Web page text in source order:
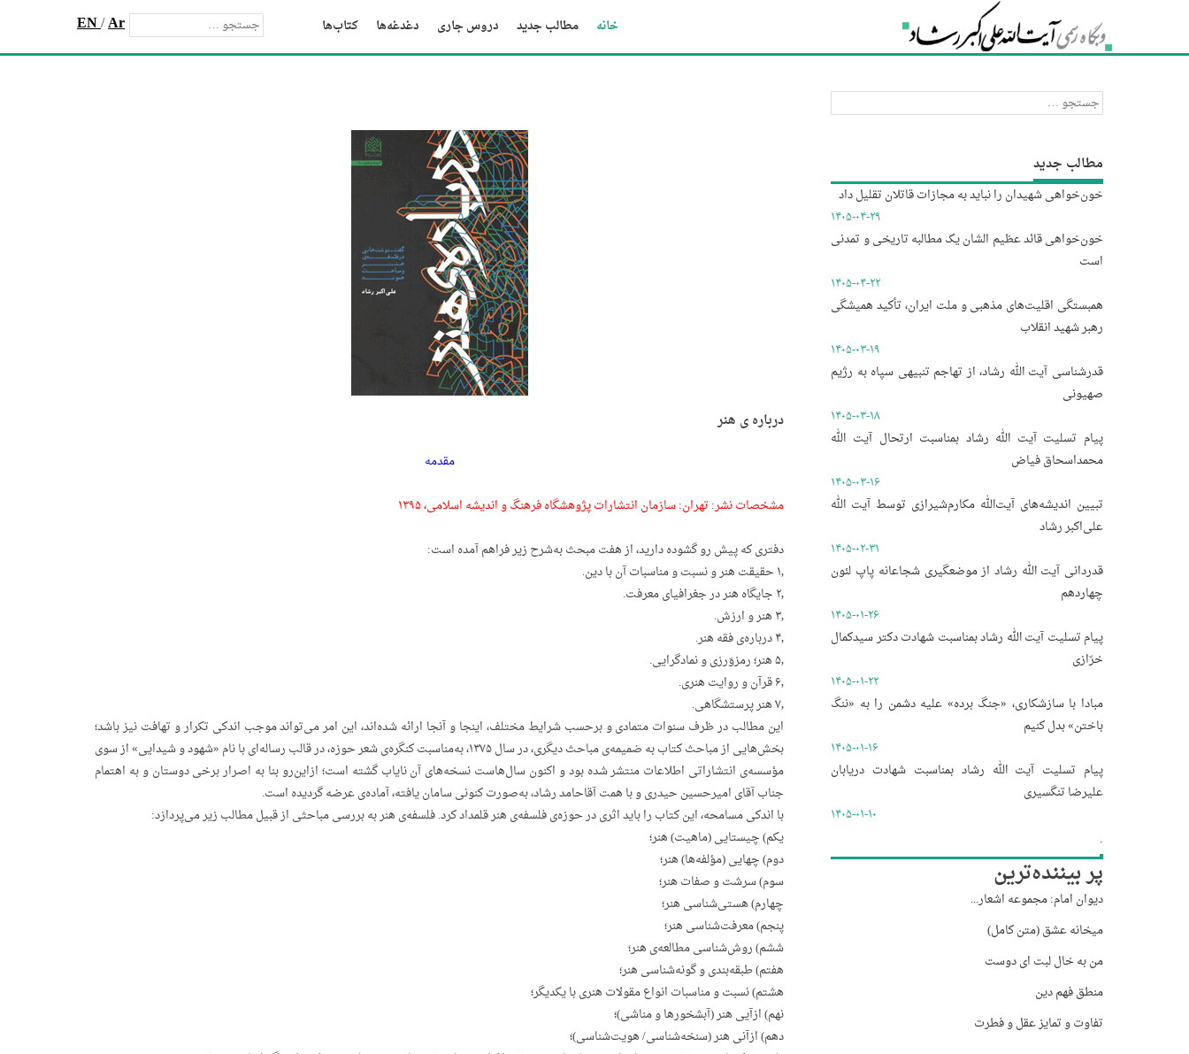
EN/Ar خانه مطالب جدید دروس جاری دغدغه‌ها کتاب‌ها
درباره ی هنر
مقدمه
مشخصات نشر: تهران: سازمان انتشارات پژوهشگاه فرهنگ و اندیشه اسلامی، ۱۳۹۵
دفتری که پیش رو گشوده دارید، از هفت مبحث به‌شرح زیر فراهم آمده است:
۱٫ حقیقت هنر و نسبت و مناسبات آن با دین.
۲٫ جایگاه هنر در جغرافیای معرفت.
۳٫ هنر و ارزش.
۴٫ درباره‌ی فقه هنر.
۵٫ هنر؛ رمزوَرزی و نمادگرایی.
۶٫ قرآن و روایت هنری.
۷٫ هنر پرستشگاهی.
این مطالب در ظرف سنوات متمادی و برحسب شرایط مختلف، اینجا و آنجا ارائه شده‌اند، این امر می‌تواند موجب اندکی تکرار و تهافت نیز باشد؛
بخش‌هایی از مباحث کتاب به ضمیمه‌ی مباحث دیگری، در سال ۱۳۷۵، به‌مناسبت کنگره‌ی شعر حوزه، در قالب رساله‌ای با نام «شهود و شیدایی» از سوی
مؤسسه‌ی انتشاراتی اطلاعات منتشر شده بود و اکنون سال‌هاست نسخه‌های آن نایاب گشته است؛ ازاین‌رو بنا به اصرار برخی دوستان و به اهتمام
جناب آقای امیرحسین حیدری و با همت آقاحامد رشاد، به‌صورت کنونی سامان یافته، آماده‌ی عرضه گردیده است.
با اندکی مسامحه، این کتاب را باید اثری در حوزه‌ی فلسفه‌ی هنر قلمداد کرد. فلسفه‌ی هنر به بررسی مباحثی از قبیل مطالب زیر می‌پردازد:
یکم) چیستایی (ماهیت) هنر؛
دوم) چهایی (مؤلفه‌ها) هنر؛
سوم) سرشت و صفات هنر؛
چهارم) هستی‌شناسی هنر؛
پنجم) معرفت‌شناسی هنر؛
ششم) روش‌شناسی مطالعه‌ی هنر؛
هفتم) طبقه‌بندی و گونه‌شناسی هنر؛
هشتم) نسبت و مناسبات انواع مقولات هنری با یکدیگر؛
نهم) ازآیی هنر (آبشخورها و مناشی)؛
دهم) ازآنی هنر (سنخه‌شناسی/ هویت‌شناسی)؛
جستجو
برای:
مطالب جدید
خون‌خواهی شهیدان را نباید به مجازات قاتلان تقلیل داد
۱۴۰۵-۰۴-۲۹
خون‌خواهی قائد عظیم الشان یک مطالبه تاریخی و تمدنی
است
۱۴۰۵-۰۴-۲۲
همبستگی اقلیت‌های مذهبی و ملت ایران، تأکید همیشگی
رهبر شهید انقلاب
۱۴۰۵-۰۳-۱۹
قدرشناسی آیت الله رشاد، از تهاجم تنبیهی سپاه به رژیم
صهیونی
۱۴۰۵-۰۳-۱۸
پیام تسلیت آیت الله رشاد بمناسبت ارتحال آیت الله
محمداسحاق فیاض
۱۴۰۵-۰۳-۱۶
تبیین اندیشه‌های آیت‌الله مکارم‌شیرازی توسط آیت الله
علی‌اکبر رشاد
۱۴۰۵-۰۲-۳۱
قدردانی آیت الله رشاد از موضعگیری شجاعانه پاپ لئون
چهاردهم
۱۴۰۵-۰۱-۲۶
پیام تسلیت آیت الله رشاد بمناسبت شهادت دکتر سیدکمال
خرّازی
۱۴۰۵-۰۱-۲۲
مبادا با سازشکاری، «جنگ برده» علیه دشمن را به «ننگ
باختن» بدل کنیم
۱۴۰۵-۰۱-۱۶
پیام تسلیت آیت الله رشاد بمناسبت شهادت دریابان
علیرضا تنگسیری
۱۴۰۵-۰۱-۱۰
.
پر بیننده‌ترین
دیوان امام: مجموعه اشعار...
میخانه عشق (متن کامل)
من به خال لبت ای دوست
منطق فهم دین
تفاوت و تمایز عقل و فطرت